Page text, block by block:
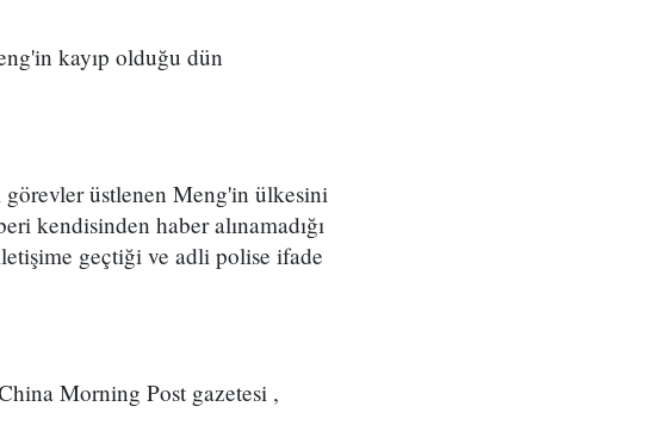
kayıp olduğu dün
üstlenen Meng'in ülkesini
kendisinden haber alınamadığı
geçtiği ve adli polise ifade
Morning Post gazetesi ,